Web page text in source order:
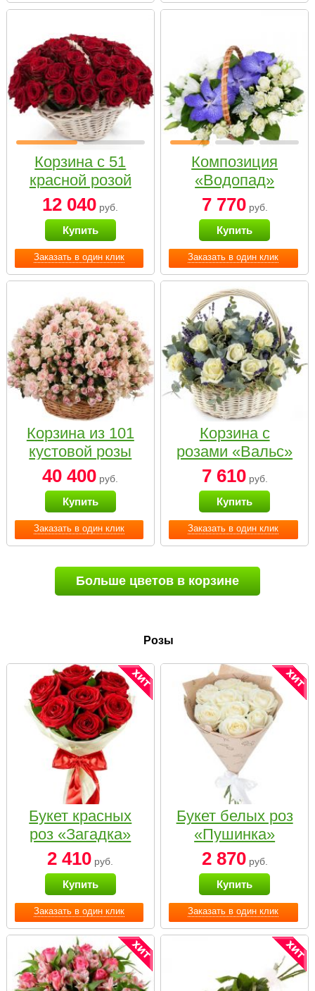
Заказать в один клик
Корзина с 51
красной розой
12 040 руб.
Купить
Заказать в один клик
Композиция
«Водопад»
7 770руб.
Купить
Заказать в один клик
Корзина из 101
кустовой розы
нежных тонов
40 400 руб.
Купить
Заказать в один клик
Корзина с
розами «Вальс»
7 610руб.
Купить
Больше цветов в корзине
Розы
Заказать в один клик
Букет красных
роз «Загадка»
2 410 руб.
Купить
Заказать в один клик
Букет белых роз
«Пушинка»
2 870руб.
Купить